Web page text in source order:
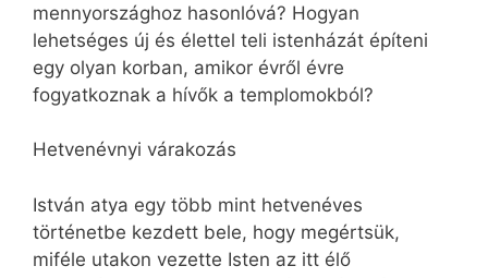
mennyországhoz hasonlóvá? Hogyan
lehetséges új és élettel teli istenházát építeni
egy olyan korban, amikor évről évre
fogyatkoznak a hívők a templomokból?
Hetvenévnyi várakozás
István atya egy több mint hetvenéves
történetbe kezdett bele, hogy megértsük,
miféle utakon vezette Isten az itt élő